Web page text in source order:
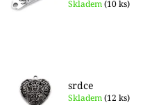
Skladem(10 ks)
srdce
Skladem(12 ks)